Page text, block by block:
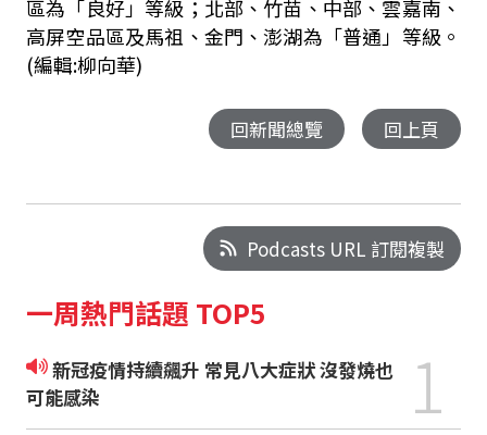
區為「良好」等級；北部、竹苗、中部、雲嘉南、
高屏空品區及馬祖、金門、澎湖為「普通」等級。
(編輯:柳向華)
回新聞總覽 回上頁
Podcasts URL 訂閱複製
一周熱門話題 TOP5
新冠疫情持續飆升 常見八大症狀 沒發燒也
可能感染
1